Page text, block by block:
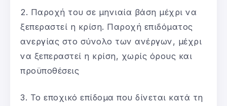
2. Παροχή του σε μηνιαία βάση μέχρι να
ξεπεραστεί η κρίση. Παροχή επιδόματος
ανεργίας στο σύνολο των ανέργων, μέχρι
να ξεπεραστεί η κρίση, χωρίς όρους και
προϋποθέσεις
3. Το εποχικό επίδομα που δίνεται κατά τη